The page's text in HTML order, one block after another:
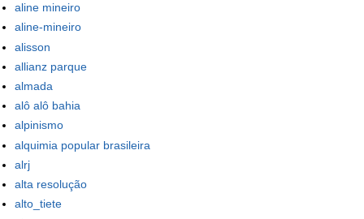
aline mineiro
aline-mineiro
alisson
allianz parque
almada
alô alô bahia
alpinismo
alquimia popular brasileira
alrj
alta resolução
alto_tiete